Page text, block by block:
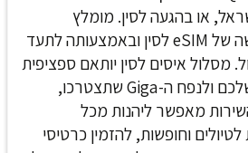
או בהגעה לסין.מומלץ
להצטייד בחבילת גלישה של eSIM לסין ובאמצעותה לתעד
מסלול איסים לסין יותאם ספציפית
למספר ימי החופשה שלכם ולנפח ה-Giga שתצטרכו,
מאפשר ליהנות מכל
וחופשות, להזמין כרטיסי